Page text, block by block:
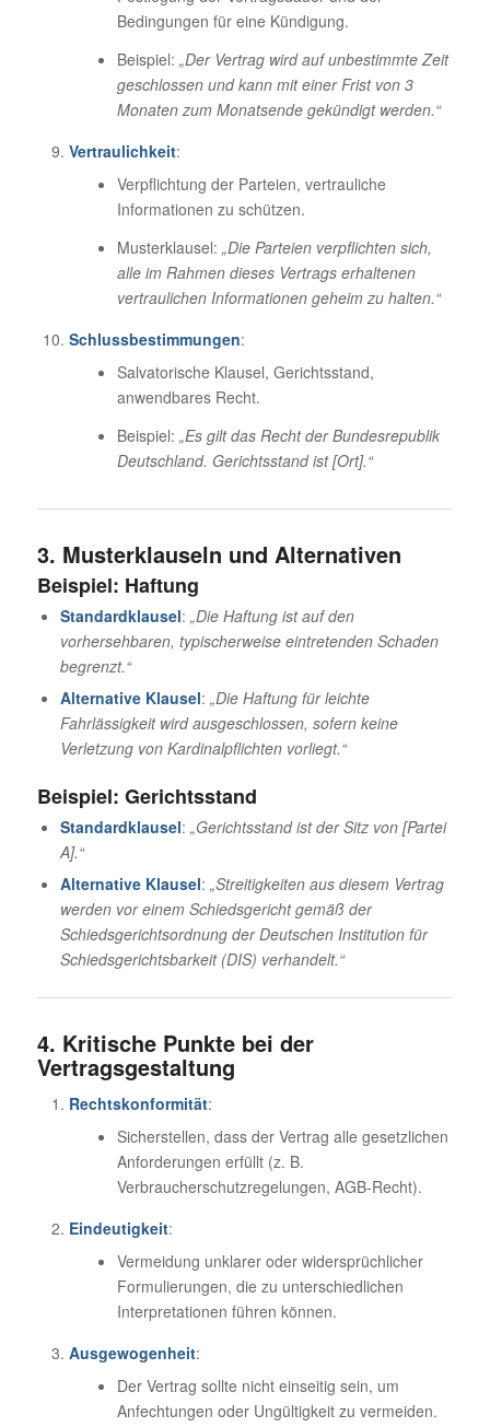
Bedingungen für eine Kündigung.
Beispiel: „Der Vertrag wird auf unbestimmte Zeit
geschlossen und kann mit einer Frist von 3
Monaten zum Monatsende gekündigt werden.“
Vertraulichkeit:
Verpflichtung der Parteien, vertrauliche
Informationen zu schützen.
Musterklausel: „Die Parteien verpflichten sich,
alle im Rahmen dieses Vertrags erhaltenen
vertraulichen Informationen geheim zu halten.“
Schlussbestimmungen:
Salvatorische Klausel, Gerichtsstand,
anwendbares Recht.
Beispiel: „Es gilt das Recht der Bundesrepublik
Deutschland. Gerichtsstand ist [Ort].“
3. Musterklauseln und Alternativen
Beispiel: Haftung
Standardklausel: „Die Haftung ist auf den
vorhersehbaren, typischerweise eintretenden Schaden
begrenzt.“
Alternative Klausel: „Die Haftung für leichte
Fahrlässigkeit wird ausgeschlossen, sofern keine
Verletzung von Kardinalpflichten vorliegt.“
Beispiel: Gerichtsstand
Standardklausel: „Gerichtsstand ist der Sitz von [Partei
A].“
Alternative Klausel: „Streitigkeiten aus diesem Vertrag
werden vor einem Schiedsgericht gemäß der
Schiedsgerichtsordnung der Deutschen Institution für
Schiedsgerichtsbarkeit (DIS) verhandelt.“
4. Kritische Punkte bei der
Vertragsgestaltung
Rechtskonformität:
Sicherstellen, dass der Vertrag alle gesetzlichen
Anforderungen erfüllt (z. B.
Verbraucherschutzregelungen, AGB-Recht).
Eindeutigkeit:
Vermeidung unklarer oder widersprüchlicher
Formulierungen, die zu unterschiedlichen
Interpretationen führen können.
Ausgewogenheit:
Der Vertrag sollte nicht einseitig sein, um
Anfechtungen oder Ungültigkeit zu vermeiden.